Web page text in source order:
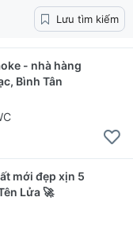
Lưu tìm kiếm
- nhà hàng
Bình Tân
mới đẹp xịn 5
Lửa 🚀